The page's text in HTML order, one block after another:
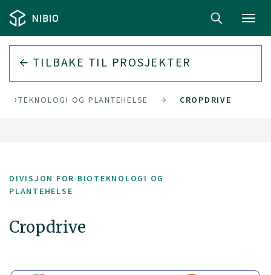
TILBAKE TIL PROSJEKTER
OG PLANTEHELSE CROPDRIVE
DIVISJON FOR BIOTEKNOLOGI OG
PLANTEHELSE
Cropdrive